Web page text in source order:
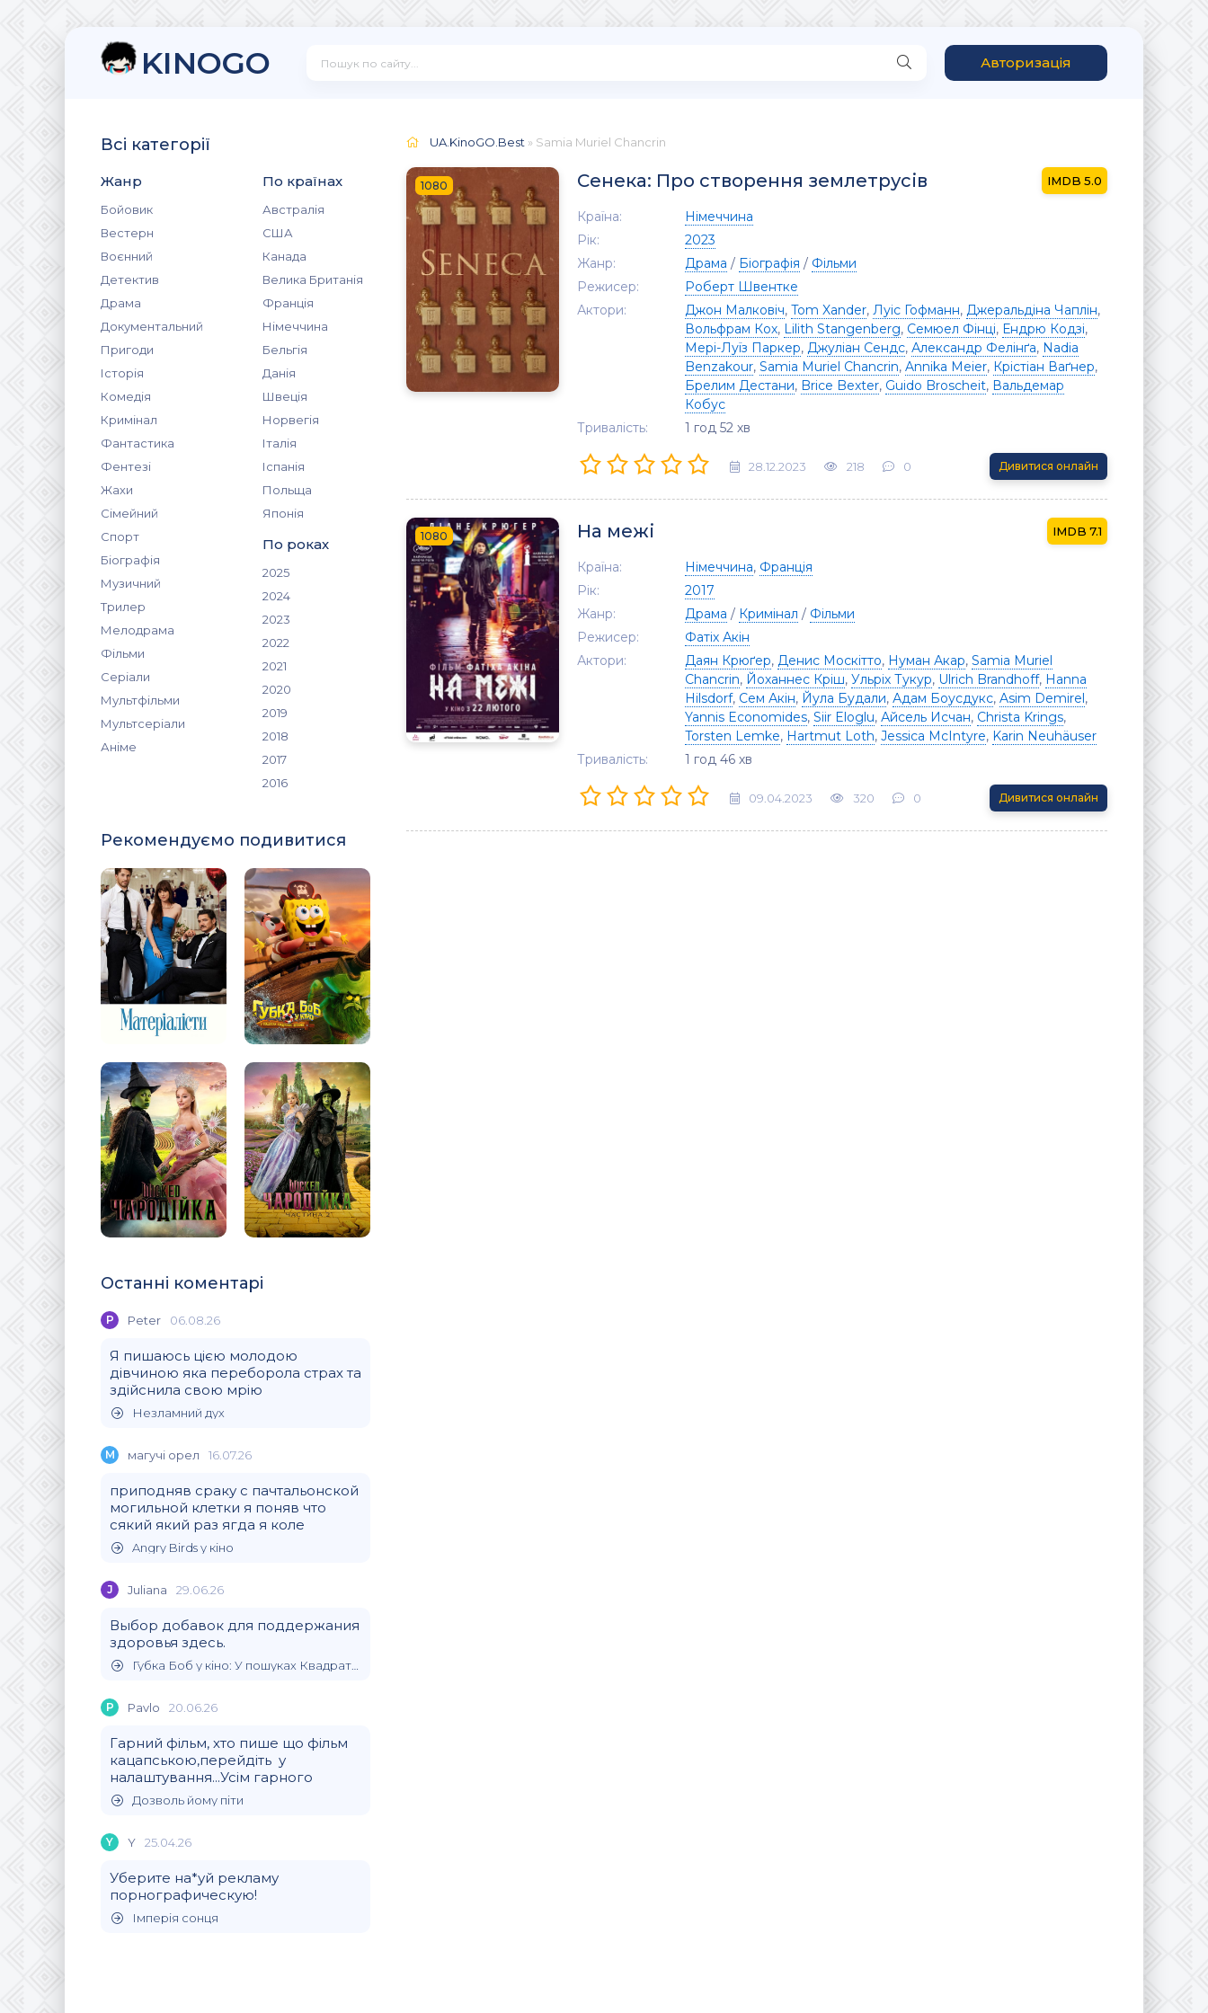
KINOGO Авторизація
Всі категорії
Жанр
Бойовик
Вестерн
Воєнний
Детектив
Драма
Документальний
Пригоди
Історія
Комедія
Кримінал
Фантастика
Фентезі
Жахи
Сімейний
Спорт
Біографія
Музичний
Трилер
Мелодрама
Фільми
Серіали
Мультфільми
Мультсеріали
Аніме
По країнах
Австралія
США
Канада
Велика Британія
Франція
Німеччина
Бельгія
Данія
Швеція
Норвегія
Італія
Іспанія
Польща
Японія
По роках
2025
2024
2023
2022
2021
2020
2019
2018
2017
2016
Рекомендуємо подивитися
Останні коментарі
P Peter 06.08.26
Я пишаюсь цією молодою
дівчиною яка переборола страх та
здійснила свою мрію
Незламний дух
М магучi орел 16.07.26
приподняв сраку с пачтальонской
могильной клетки я поняв что
сякий який раз ягда я коле
Angry Birds у кіно
J Juliana 29.06.26
Выбор добавок для поддержания
здоровья здесь.
Губка Боб у кіно: У пошуках Квадратних Штанів
P Pavlo 20.06.26
Гарний фільм, хто пише що фільм
кацапською,перейдіть у
налаштування...Усім гарного
Дозволь йому піти
Y Y 25.04.26
Уберите на*уй рекламу
порнографическую!
Імперія сонця
UA.KinoGO.Best » Samia Muriel Chancrin
1080 Сенека: Про створення землетрусів 5.0
Країна:
Німеччина
Рік:
2023
Жанр:
Драма / Біографія / Фільми
Режисер:
Роберт Швентке
Актори:
Джон Малковіч, Tom Xander, Луіс Гофманн, Джеральдіна Чаплін,
Вольфрам Кох, Lilith Stangenberg, Семюел Фінці, Ендрю Кодзі,
Мері-Луїз Паркер, Джуліан Сендс, Александр Фелінґа, Nadia
Benzakour, Samia Muriel Chancrin, Annika Meier, Крістіан Ваґнер,
Брелим Дестани, Brice Bexter, Guido Broscheit, Вальдемар
Кобус
Тривалість:
1 год 52 хв
28.12.2023 218 0 Дивитися онлайн
1080 На межі 7.1
Країна: Німеччина, Франція
Рік:
2017
Жанр:
Драма / Кримінал / Фільми
Режисер:
Фатіх Акін
Актори:
Даян Крюґер, Денис Москітто, Нуман Акар, Samia Muriel
Chancrin, Йоханнес Кріш, Ульріх Тукур, Ulrich Brandhoff, Hanna
Hilsdorf, Сем Акін, Йула Будали, Адам Боусдукс, Asim Demirel,
Yannis Economides, Siir Eloglu, Айсель Исчан, Christa Krings,
Torsten Lemke, Hartmut Loth, Jessica McIntyre, Karin Neuhäuser
Тривалість:
1 год 46 хв
09.04.2023 320 0 Дивитися онлайн